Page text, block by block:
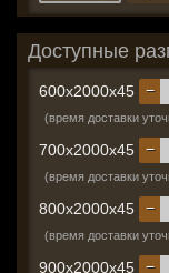
Доступные
600x2000x45 −
(время доставки
700x2000x45 −
(время доставки
800x2000x45 −
(время доставки
900x2000x45 −